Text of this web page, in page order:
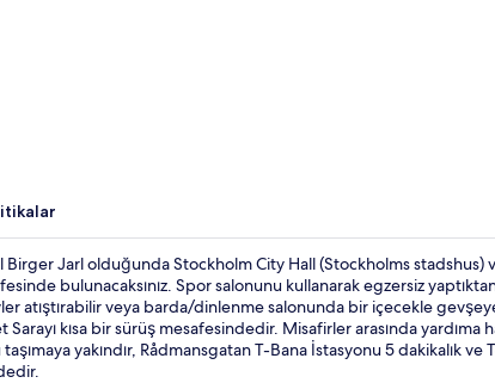
Jarl olduğunda Stockholm City Hall (Stockholms stadshus)
bulunacaksınız. Spor salonunu kullanarak egzersiz
atıştırabilir veya barda/dinlenme salonunda bir içecekle
kısa bir sürüş mesafesindedir. Misafirler arasında yardıma
yakındır, Rådmansgatan T-Bana İstasyonu 5 dakikalık